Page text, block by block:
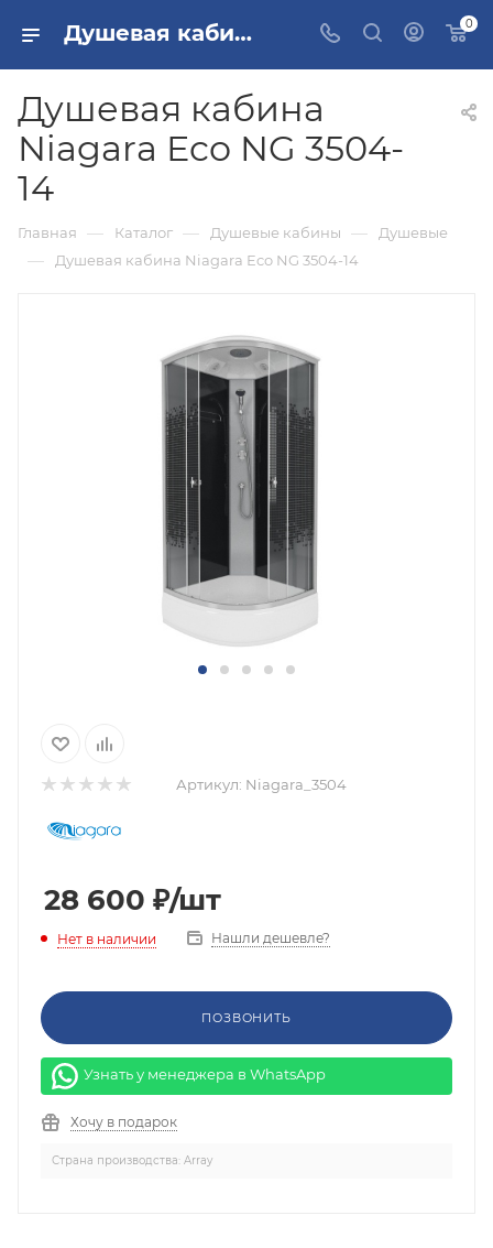
Душевая кабина Niagara Eco NG 3504-14 купить в Москве 0
Душевая кабина
Niagara Eco NG 3504-
14
Главная — Каталог — Душевые кабины — Душевые
— Душевая кабина Niagara Eco NG 3504-14
Артикул: Niagara_3504
28 600 ₽/шт
Нет в наличии Нашли дешевле?
ПОЗВОНИТЬ
Узнать у менеджера в WhatsApp
Хочу в подарок
Страна производства: Array